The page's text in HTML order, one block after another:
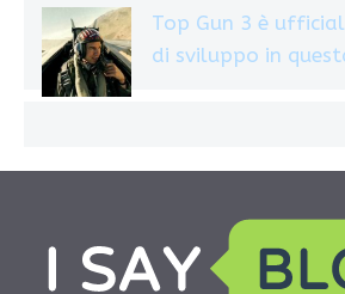
Top Gun 3 è
di sviluppo in